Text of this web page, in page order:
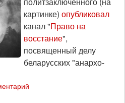
картинке) опубликовал
канал "Право на
восстание",
посвященный делу
беларусских "анархо-